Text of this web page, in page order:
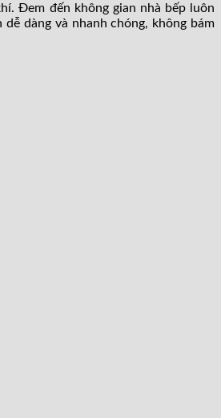
Đem đến không gian nhà bếp luôn
dàng và nhanh chóng, không bám